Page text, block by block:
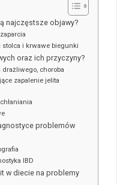
najczęstsze objawy?
i krwawe biegunki
oraz ich przyczyny?
drażliwego, choroba
zapalenie jelita
problemów
IBD
w diecie na problemy